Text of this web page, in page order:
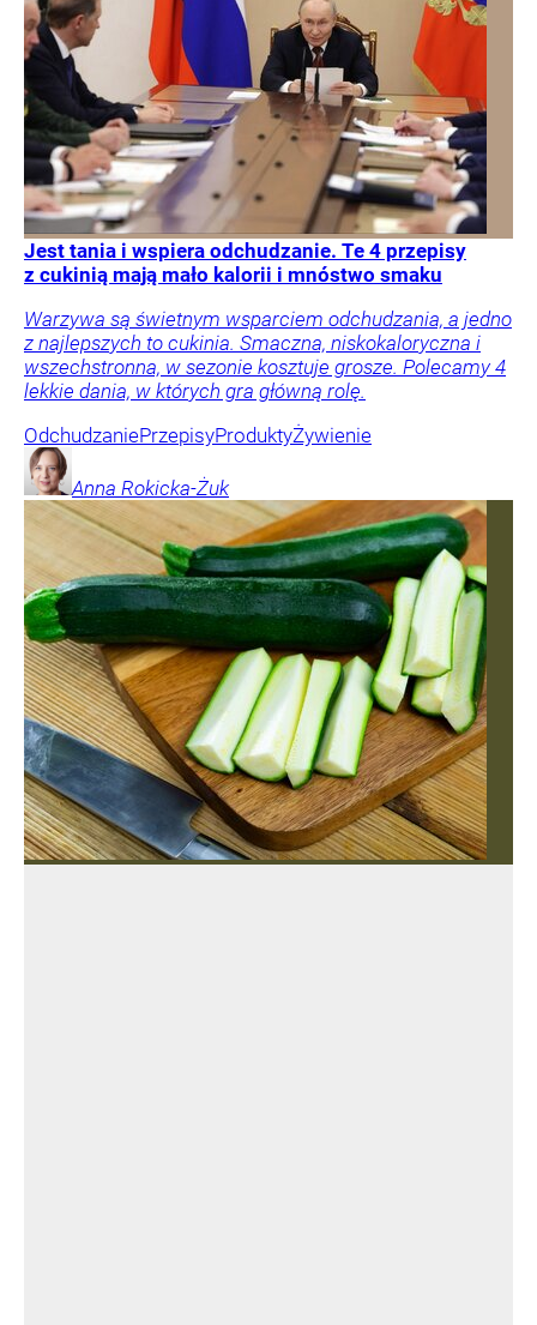
Jest tania i wspiera odchudzanie. Te 4 przepisy
z cukinią mają mało kalorii i mnóstwo smaku
Warzywa są świetnym wsparciem odchudzania, a jedno
z najlepszych to cukinia. Smaczna, niskokaloryczna i
wszechstronna, w sezonie kosztuje grosze. Polecamy 4
lekkie dania, w których gra główną rolę.
OdchudzaniePrzepisyProduktyŻywienie
Anna Rokicka-Żuk